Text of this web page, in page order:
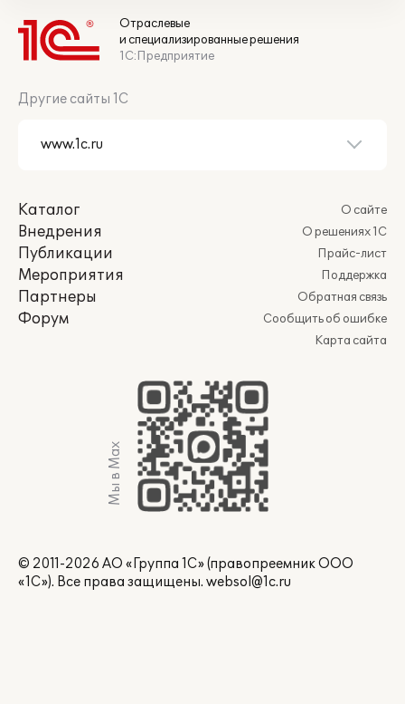
Отраслевые
и специализированные решения
1С:Предприятие
Другие сайты 1С
Каталог
Внедрения
Публикации
Мероприятия
Партнеры
Форум
О сайте
О решениях 1С
Прайс-лист
Поддержка
Обратная связь
Сообщить об ошибке
Карта сайта
Мы в Max
© 2011-2026 АО «Группа 1С» (правопреемник ООО
«1С»). Все права защищены. websol@1c.ru